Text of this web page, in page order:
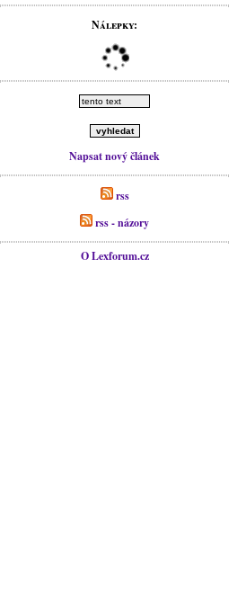
Nálepky:
Napsat nový článek
rss
rss - názory
O Lexforum.cz